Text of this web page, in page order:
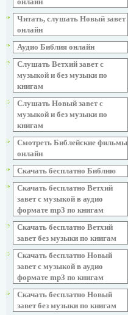
Читать, слушать Новый завет
онлайн
Аудио Библия онлайн
Слушать Ветхий завет с
музыкой и без музыки по
книгам
Слушать Новый завет с
музыкой и без музыки по
книгам
Смотреть Библейские фильмы
онлайн
Скачать бесплатно Библию
Скачать бесплатно Ветхий
завет с музыкой в аудио
формате mp3 по книгам
Скачать бесплатно Ветхий
завет без музыки по книгам
Скачать бесплатно Новый
завет с музыкой в аудио
формате mp3 по книгам
Скачать бесплатно Новый
завет без музыки по книгам